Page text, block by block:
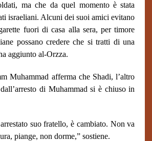
ma che da quel momento è stata
israeliani. Alcuni dei suoi amici evitano
fuori di casa alla sera, per timore
possano credere che si tratti di una
aggiunto al-Orzza.
Muhammad afferma che Shadi, l’altro
di Muhammad si è chiuso in
suo fratello, è cambiato. Non va
piange, non dorme,” sostiene.